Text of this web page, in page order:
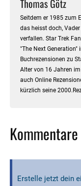
Thomas Götz
Seitdem er 1985 zum
das heisst doch,
verfallen. Star Trek
"The Next Generation"
Buchrezensionen zu
Alter von 16 Jahren
auch Online
kürzlich seine
Kommentare
Erstelle jetzt dein